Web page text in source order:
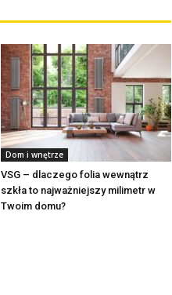
Dom i wnętrze
VSG – dlaczego folia wewnątrz
szkła to najważniejszy milimetr w
Twoim domu?